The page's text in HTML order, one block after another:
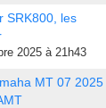
SRK800, les
2025 à 21h43
MT 07 2025